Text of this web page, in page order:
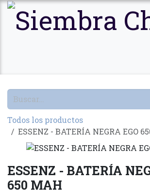
Ir al contenido
Todos los productos
ESSENZ - BATERÍA NEGRA EGO
ESSENZ - BATERÍA
650 MAH